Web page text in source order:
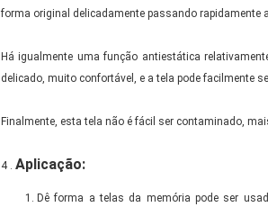
forma original delicadamente passando rapidamente
Há igualmente uma função antiestática
delicado, muito confortável, e a tela pode facilmente
Finalmente, esta tela não é fácil ser contaminado,
4 . Aplicação:
Dê forma a telas da memória pode ser